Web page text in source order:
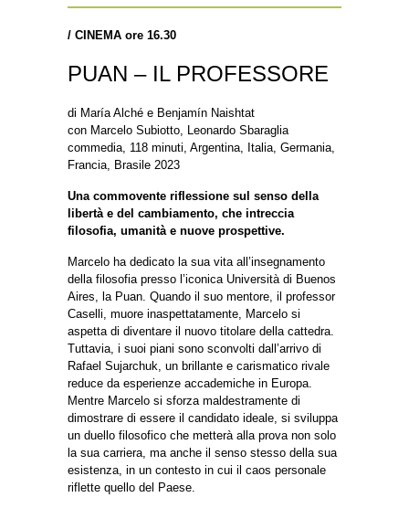
/ CINEMA ore 16.30
PUAN – IL PROFESSORE
di María Alché e Benjamín Naishtat
con Marcelo Subiotto, Leonardo Sbaraglia
commedia, 118 minuti, Argentina, Italia, Germania,
Francia, Brasile 2023
Una commovente riflessione sul senso della
libertà e del cambiamento, che intreccia
filosofia, umanità e nuove prospettive.
Marcelo ha dedicato la sua vita all’insegnamento
della filosofia presso l’iconica Università di Buenos
Aires, la Puan. Quando il suo mentore, il professor
Caselli, muore inaspettatamente, Marcelo si
aspetta di diventare il nuovo titolare della cattedra.
Tuttavia, i suoi piani sono sconvolti dall’arrivo di
Rafael Sujarchuk, un brillante e carismatico rivale
reduce da esperienze accademiche in Europa.
Mentre Marcelo si sforza maldestramente di
dimostrare di essere il candidato ideale, si sviluppa
un duello filosofico che metterà alla prova non solo
la sua carriera, ma anche il senso stesso della sua
esistenza, in un contesto in cui il caos personale
riflette quello del Paese.